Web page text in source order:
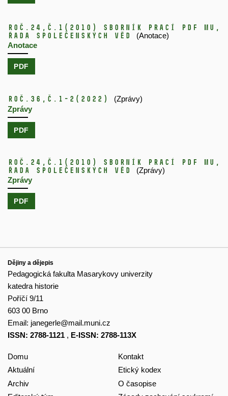
Roč.24, č.1 (2010)
Sborník prací PdF MU,
řada společenských věd
(Anotace)
Anotace
PDF
Roč.36, č.1-2 (2022)
(Zprávy)
Zprávy
PDF
Roč.24, č.1 (2010)
Sborník prací PdF MU,
řada společenských věd
(Zprávy)
Zprávy
PDF
Dějiny a dějepis
Pedagogická fakulta Masarykovy univerzity
katedra historie
Poříčí 9/11
603 00 Brno
Email: janegerle@mail.muni.cz
ISSN: 2788-1121 , E-ISSN: 2788-113X
Domu
Aktuální
Archiv
Kontakt
Etický kodex
O časopise